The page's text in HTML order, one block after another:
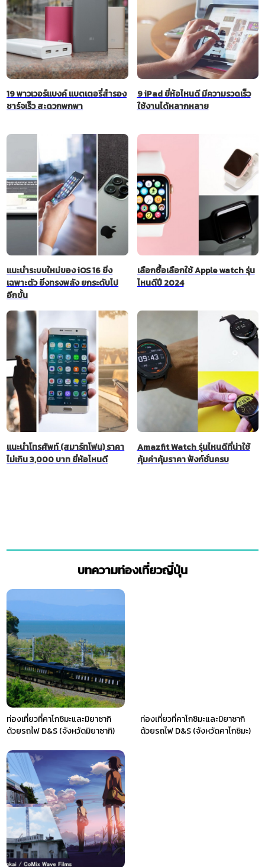
19 พาวเวอร์แบงค์ แบตเตอรี่สำรอง
ชาร์จเร็ว สะดวกพกพา
9 iPad ยี่ห้อไหนดี มีความรวดเร็ว
ใช้งานได้หลากหลาย
แนะนำระบบใหม่ของ iOS 16 ยิ่ง
เฉพาะตัว ยิ่งทรงพลัง ยกระดับไป
อีกขั้น
เลือกซื้อเลือกใช้ Apple watch รุ่น
ไหนดีปี 2024
แนะนำโทรศัพท์ (สมาร์ทโฟน) ราคา
ไม่เกิน 3,000 บาท ยี่ห้อไหนดี
Amazfit Watch รุ่นไหนดีที่น่าใช้
คุ้มค่าคุ้มราคา ฟังก์ชั่นครบ
บทความท่องเที่ยวญี่ปุ่น
ท่องเที่ยวที่คาโกชิมะและมิยาซากิ
ด้วยรถไฟ D&S (จังหวัดมิยาซากิ)
ท่องเที่ยวที่คาโกชิมะและมิยาซากิ
ด้วยรถไฟ D&S (จังหวัดคาโกชิมะ)